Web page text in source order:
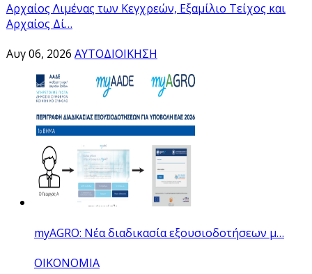
Αρχαίος Λιμένας των Κεγχρεών, Εξαμίλιο Τείχος και
Aρχαίος Δί…
Αυγ 06, 2026 ΑΥΤΟΔΙΟΙΚΗΣΗ
myAGRO: Νέα διαδικασία εξουσιοδοτήσεων μ…
ΟΙΚΟΝΟΜΙΑ